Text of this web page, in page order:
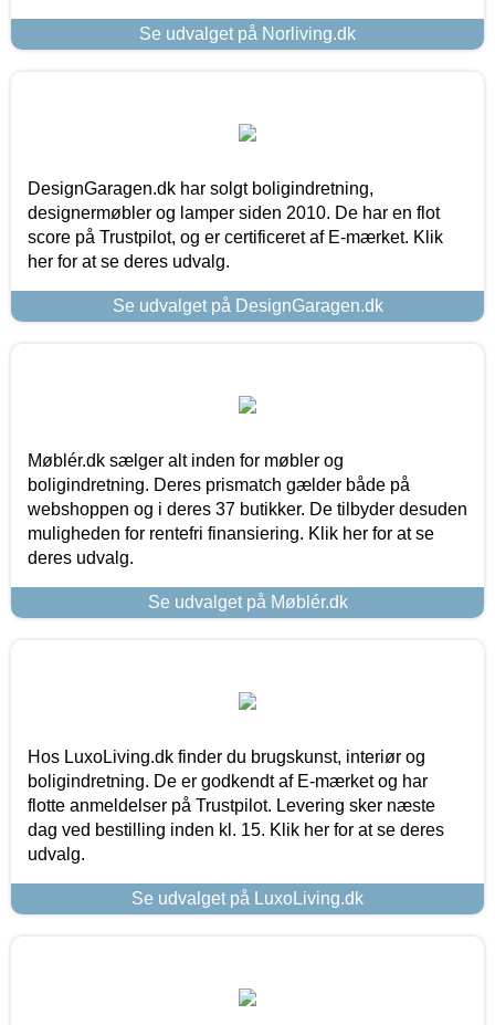
Se udvalget på Norliving.dk
DesignGaragen.dk har solgt boligindretning,
designermøbler og lamper siden 2010. De har en flot
score på Trustpilot, og er certificeret af E-mærket. Klik
her for at se deres udvalg.
Se udvalget på DesignGaragen.dk
Møblér.dk sælger alt inden for møbler og
boligindretning. Deres prismatch gælder både på
webshoppen og i deres 37 butikker. De tilbyder desuden
muligheden for rentefri finansiering. Klik her for at se
deres udvalg.
Se udvalget på Møblér.dk
Hos LuxoLiving.dk finder du brugskunst, interiør og
boligindretning. De er godkendt af E-mærket og har
flotte anmeldelser på Trustpilot. Levering sker næste
dag ved bestilling inden kl. 15. Klik her for at se deres
udvalg.
Se udvalget på LuxoLiving.dk